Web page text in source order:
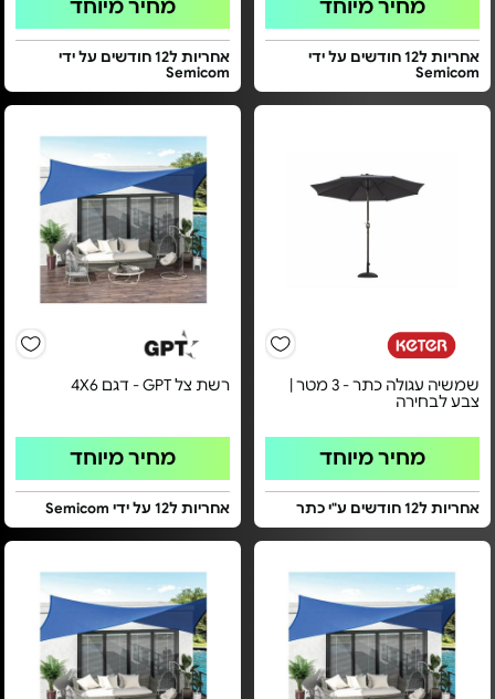
מחיר מיוחד
אחריות ל12 חודשים על ידי
Semicom
מחיר מיוחד
אחריות ל12 חודשים על ידי
Semicom
שמשיה עגולה כתר - 3 מטר |
צבע לבחירה
מחיר מיוחד
אחריות ל12 חודשים ע"י כתר
רשת צל GPT - דגם 4X6
מחיר מיוחד
אחריות ל12 על ידי Semicom